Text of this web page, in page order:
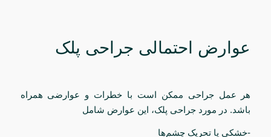
عوارض احتمالی جراحی پلک
هر عمل جراحی ممکن است با خطرات و عوارضی همراه
باشد. در مورد جراحی پلک، این عوارض شامل
-خشکی یا تحریک چشم‌ها